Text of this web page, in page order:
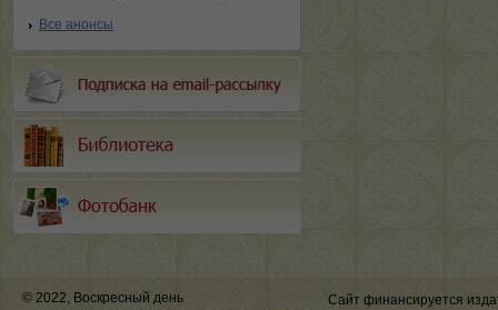
Все анонсы
© 2022, Воскресный день
Сайт финансируется